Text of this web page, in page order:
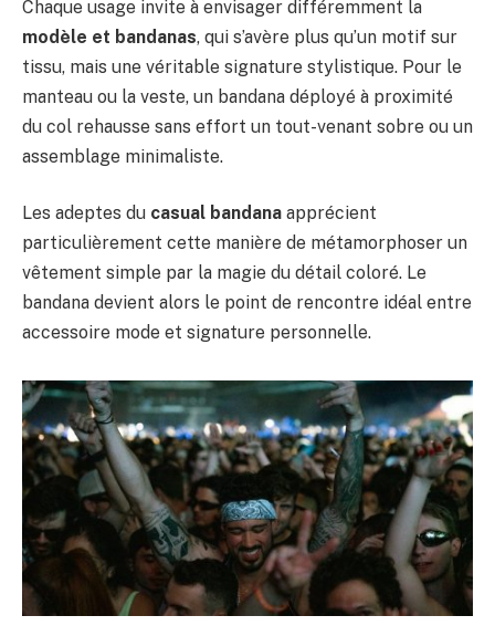
Chaque usage invite à envisager différemment la
modèle et bandanas, qui s’avère plus qu’un motif sur
tissu, mais une véritable signature stylistique. Pour le
manteau ou la veste, un bandana déployé à proximité
du col rehausse sans effort un tout-venant sobre ou un
assemblage minimaliste.
Les adeptes du casual bandana apprécient
particulièrement cette manière de métamorphoser un
vêtement simple par la magie du détail coloré. Le
bandana devient alors le point de rencontre idéal entre
accessoire mode et signature personnelle.